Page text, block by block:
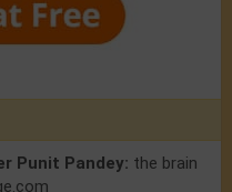
Punit Pandey: the brain